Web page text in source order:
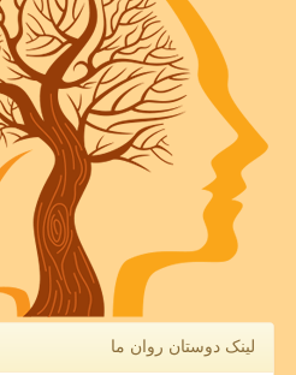
لینک دوستان روان ما